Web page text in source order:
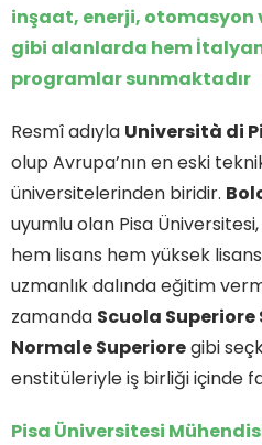
inşaat, enerji, otomasyon
gibi alanlarda hem
programlar sunmaktadır
Resmî adıyla Università di
olup Avrupa’nın en eski
üniversitelerinden biridir.
uyumlu olan Pisa
hem lisans hem yüksek
uzmanlık dalında eğitim
zamanda Scuola Superiore
Normale Superioregibi
enstitüleriyle iş birliği içinde
Pisa Üniversitesi